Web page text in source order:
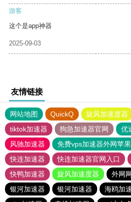
游客
这个是app神器
2025-09-03
友情链接
网站地图 QuickQ 旋风加速度器
tiktok加速器
狗急加速器官网
优
风驰加速器
免费vps加速器外网苹
快连加速器
快连加速器官网入口
快鸭加速器
旋风加速度器 外网
银河加速器
银河加速器 海鸥加